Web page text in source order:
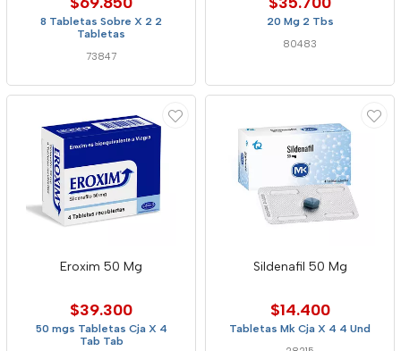
8 Tabletas Sobre X 2 2
Tabletas
73847
20 Mg 2 Tbs
80483
Eroxim 50 Mg
$39.300
50 mgs Tabletas Cja X 4
Tab Tab
Sildenafil 50 Mg
$14.400
Tabletas Mk Cja X 4 4 Und